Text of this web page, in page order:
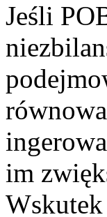
Jeśli
im